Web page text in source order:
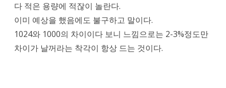
당
하
는
다 적은 용량에 적잖이 놀란다.
이미 예상을 했음에도 불구하고 말이다.
1024와 1000의 차이이다 보니 느낌으로는 2-3%정도만
차이가 날꺼라는 착각이 항상 드는 것이다.